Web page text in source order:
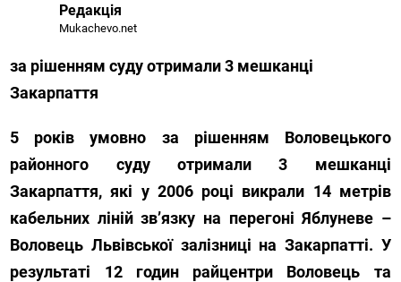
Редакція
Mukachevo.net
за рішенням суду отримали 3 мешканці
Закарпаття
5 років умовно за рішенням Воловецького
районного суду отримали 3 мешканці
Закарпаття, які у 2006 році викрали 14 метрів
кабельних ліній зв’язку на перегоні Яблуневе –
Воловець Львівської залізниці на Закарпатті. У
результаті 12 годин райцентри Воловець та